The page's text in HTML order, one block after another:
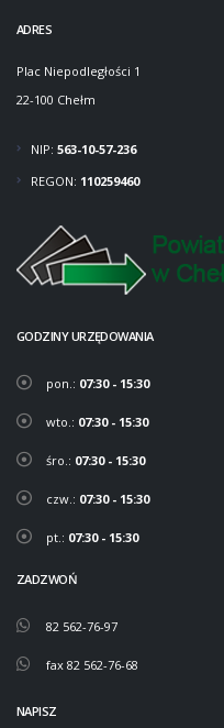
ADRES
Plac Niepodległości 1
22-100 Chełm
NIP: 563-10-57-236
REGON: 110259460
GODZINY URZĘDOWANIA
pon.: 07:30 - 15:30
wto.: 07:30 - 15:30
śro.: 07:30 - 15:30
czw.: 07:30 - 15:30
pt.: 07:30 - 15:30
ZADZWOŃ
82 562-76-97
fax 82 562-76-68
NAPISZ